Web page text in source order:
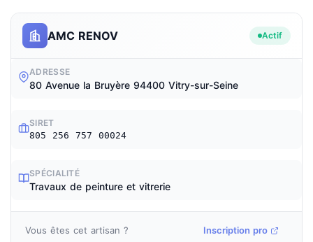
AMC RENOV Actif
ADRESSE
80 Avenue la Bruyère 94400 Vitry-sur-Seine
SIRET
805 256 757 00024
SPÉCIALITÉ
Travaux de peinture et vitrerie
Vous êtes cet artisan ? Inscription pro